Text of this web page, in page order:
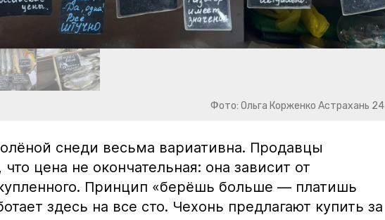
Фото: Ольга Корженко Астрахань 24
снеди весьма вариативна. Продавцы
цена не окончательная: она зависит от
Принцип «берёшь больше — платишь
здесь на все сто. Чехонь предлагают купить за